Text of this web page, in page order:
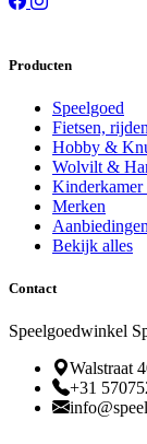
Producten
Speelgoed
Fietsen,
Hobby &
Wolvilt &
Kinderkamer
Merken
Aanbiedingen
Bekijk alles
Contact
Speelgoedwinkel
Walstraat
+31